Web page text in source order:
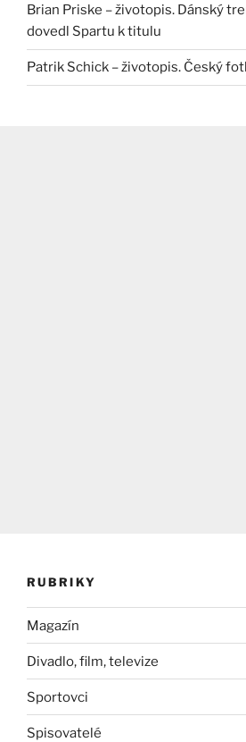
Brian Priske – životopis. Dánský
dovedl Spartu k titulu
Patrik Schick – životopis. Český
RUBRIKY
Magazín
Divadlo, film, televize
Sportovci
Spisovatelé